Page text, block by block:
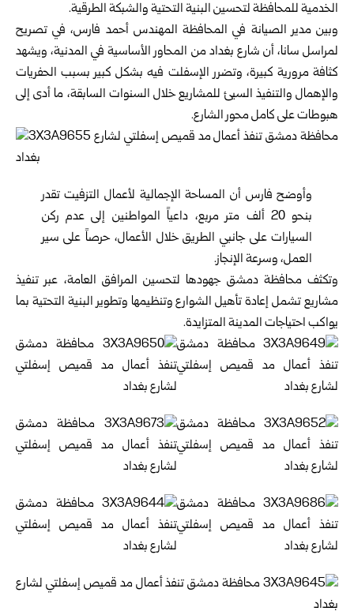
الخدمية للمحافظة لتحسين البنية التحتية والشبكة الطرقية.
وبين مدير الصيانة في المحافظة المهندس أحمد فارس، في تصريح
لمراسل سانا، أن شارع بغداد من المحاور الأساسية في المدنية، ويشهد
كثافة مرورية كبيرة، وتضرر الإسفلت فيه بشكل كبير بسبب الحفريات
والإهمال والتنفيذ السيئ للمشاريع خلال السنوات السابقة، ما أدى إلى
هبوطات على كامل محور الشارع.
وأوضح فارس أن المساحة الإجمالية لأعمال التزفيت تقدر
بنحو 20 ألف متر مربع، داعياً المواطنين إلى عدم ركن
السيارات على جانبي الطريق خلال الأعمال، حرصاً على سير
العمل، وسرعة الإنجاز.
وتكثف محافظة دمشق جهودها لتحسين المرافق العامة، عبر تنفيذ
مشاريع تشمل إعادة تأهيل الشوارع وتنظيمها وتطوير البنية التحتية بما
يواكب احتياجات المدينة المتزايدة.